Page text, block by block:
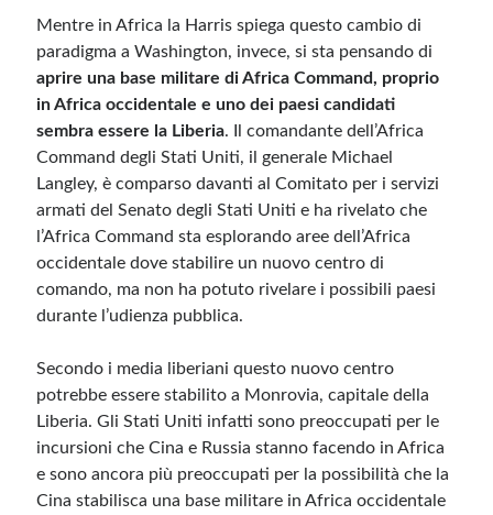
Mentre in Africa la Harris spiega questo cambio di
paradigma a Washington, invece, si sta pensando di
aprire una base militare di Africa Command, proprio
in Africa occidentale e uno dei paesi candidati
sembra essere la Liberia. Il comandante dell’Africa
Command degli Stati Uniti, il generale Michael
Langley, è comparso davanti al Comitato per i servizi
armati del Senato degli Stati Uniti e ha rivelato che
l’Africa Command sta esplorando aree dell’Africa
occidentale dove stabilire un nuovo centro di
comando, ma non ha potuto rivelare i possibili paesi
durante l’udienza pubblica.
Secondo i media liberiani questo nuovo centro
potrebbe essere stabilito a Monrovia, capitale della
Liberia. Gli Stati Uniti infatti sono preoccupati per le
incursioni che Cina e Russia stanno facendo in Africa
e sono ancora più preoccupati per la possibilità che la
Cina stabilisca una base militare in Africa occidentale